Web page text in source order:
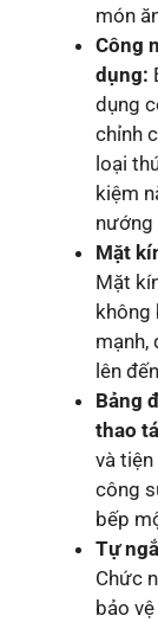
món
Công
dụng:
dụng
chỉnh
loại
kiệm
nướng
Mặt
Mặt
không
mạnh,
lên
Bảng
thao
và
công
bếp
Tự
Chức
bảo